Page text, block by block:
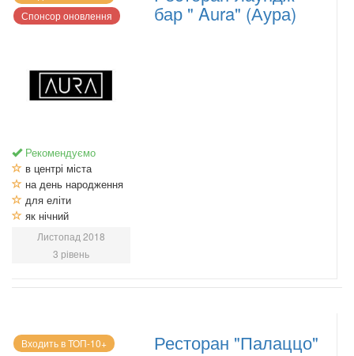
Спонсор оновлення
Рекомендуємо
в центрі міста
на день народження
для еліти
як нічний
Листопад 2018
3 рівень
бар " Aura" (Аура)
Входить в ТОП-10+ Ресторан "Палаццо"